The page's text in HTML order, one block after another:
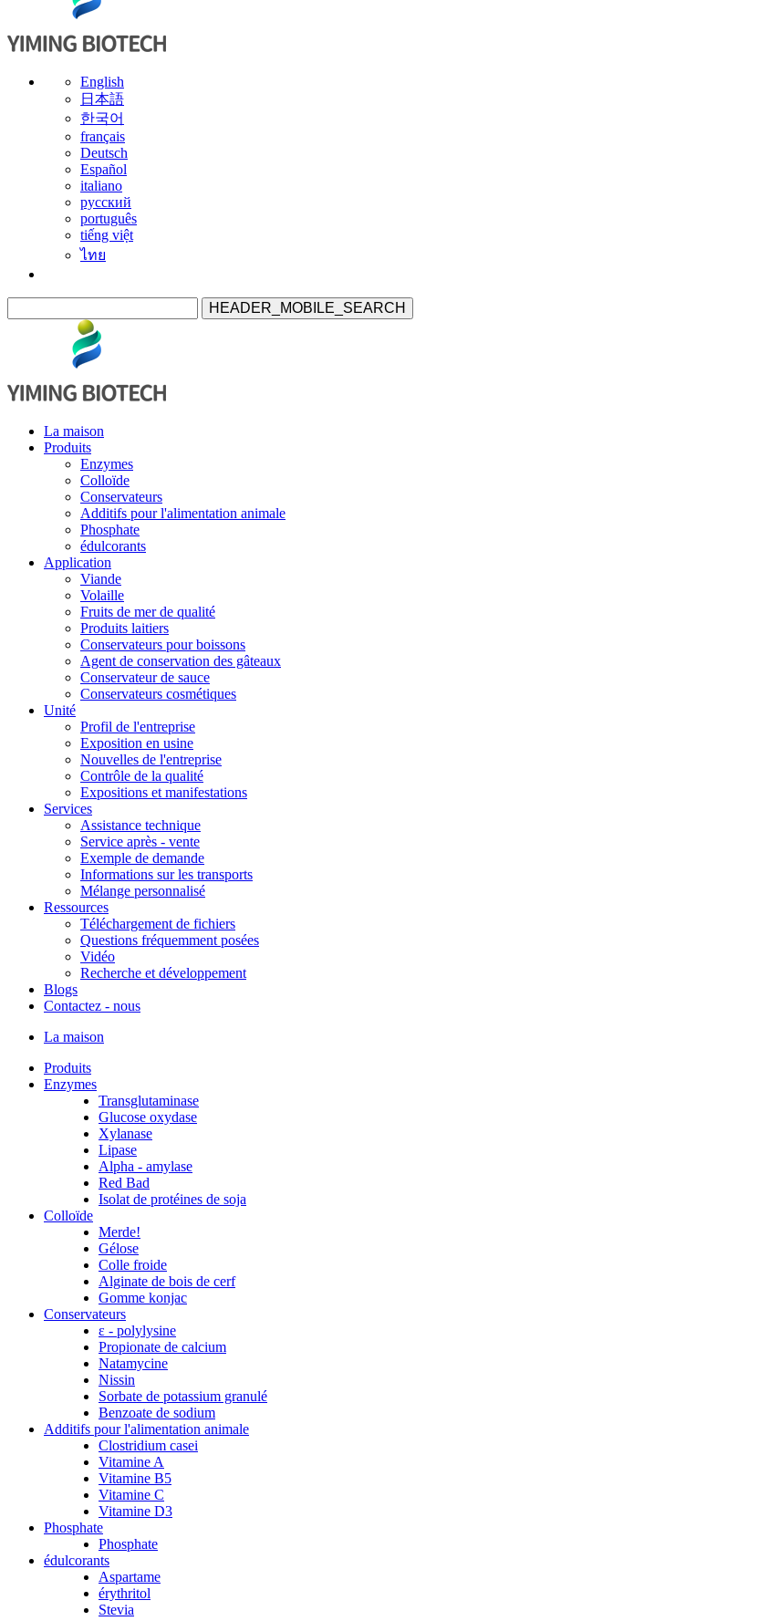
English
日本語
한국어
français
Deutsch
Español
italiano
русский
português
tiếng việt
ไทย
HEADER_MOBILE_SEARCH
La maison
Produits
Enzymes
Colloïde
Conservateurs
Additifs pour l'alimentation animale
Phosphate
édulcorants
Application
Viande
Volaille
Fruits de mer de qualité
Produits laitiers
Conservateurs pour boissons
Agent de conservation des gâteaux
Conservateur de sauce
Conservateurs cosmétiques
Unité
Profil de l'entreprise
Exposition en usine
Nouvelles de l'entreprise
Contrôle de la qualité
Expositions et manifestations
Services
Assistance technique
Service après - vente
Exemple de demande
Informations sur les transports
Mélange personnalisé
Ressources
Téléchargement de fichiers
Questions fréquemment posées
Vidéo
Recherche et développement
Blogs
Contactez - nous
La maison
Produits
Enzymes
Transglutaminase
Glucose oxydase
Xylanase
Lipase
Alpha - amylase
Red Bad
Isolat de protéines de soja
Colloïde
Merde!
Gélose
Colle froide
Alginate de bois de cerf
Gomme konjac
Conservateurs
ε - polylysine
Propionate de calcium
Natamycine
Nissin
Sorbate de potassium granulé
Benzoate de sodium
Additifs pour l'alimentation animale
Clostridium casei
Vitamine A
Vitamine B5
Vitamine C
Vitamine D3
Phosphate
Phosphate
édulcorants
Aspartame
érythritol
Stevia